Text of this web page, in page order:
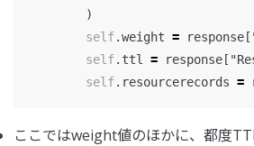
)
self.weight = response[
self. ttl = response[
self. resourcerecords =
ここではweight値のほかに、都度